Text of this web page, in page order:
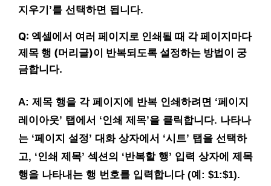
지우기’를 선택하면 됩니다.
Q: 엑셀에서 여러 페이지로 인쇄될 때 각 페이지마다
제목 행 (머리글)이 반복되도록 설정하는 방법이 궁
금합니다.
A: 제목 행을 각 페이지에 반복 인쇄하려면 ‘페이지
레이아웃’ 탭에서 ‘인쇄 제목’을 클릭합니다. 나타나
는 ‘페이지 설정’ 대화 상자에서 ‘시트’ 탭을 선택하
고, ‘인쇄 제목’ 섹션의 ‘반복할 행’ 입력 상자에 제목
행을 나타내는 행 번호를 입력합니다 (예: $1:$1).